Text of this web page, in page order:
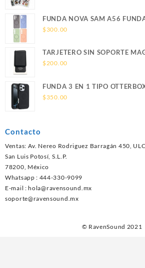
FUNDA NOVA SAM A56
SOPORTE MAGNETICO
$300.00
TARJETERO SIN SOPORTE
LEATHER WALLET MAGSAFE
$200.00
FUNDA 3 EN 1 TIPO
S26 ULTRA SAMSUNG S26
$350.00
Contacto
Ventas: Av. Nereo Rodriguez Barragán 450,
San Luis Potosí, S.L.P.
78200, México
Whatsapp : 444-330-9099
E-mail :hola@ravensound.mx
soporte@ravensound.mx
© RavenSound 2021